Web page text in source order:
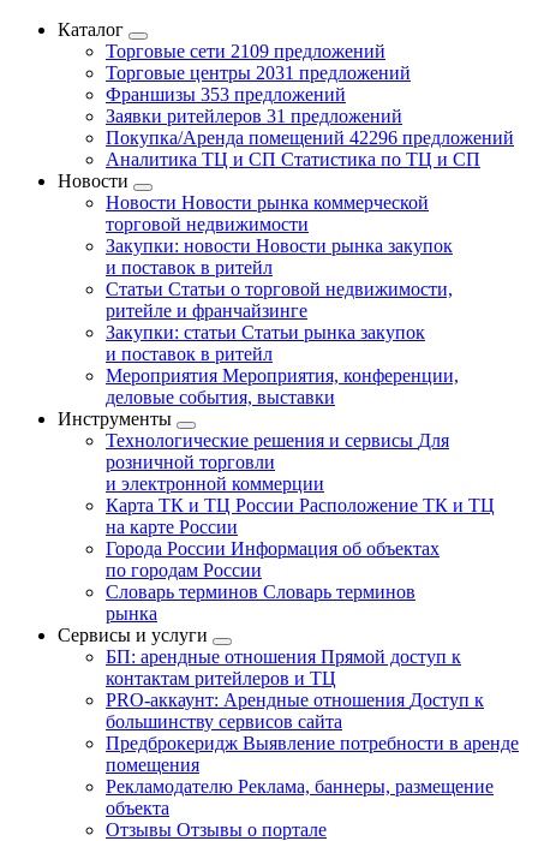
Каталог
Торговые сети 2109 предложений
Торговые центры 2031 предложений
Франшизы 353 предложений
Заявки ритейлеров 31 предложений
Покупка/Аренда помещений 42296 предложений
Аналитика ТЦ и СП Статистика по ТЦ и СП
Новости
Новости Новости рынка коммерческой
торговой недвижимости
Закупки: новости Новости рынка закупок
и поставок в ритейл
Статьи Статьи о торговой недвижимости,
ритейле и франчайзинге
Закупки: статьи Статьи рынка закупок
и поставок в ритейл
Мероприятия Мероприятия, конференции,
деловые события, выставки
Инструменты
Технологические решения и сервисы Для
розничной торговли
и электронной коммерции
Карта ТК и ТЦ России Расположение ТК и ТЦ
на карте России
Города России Информация об объектах
по городам России
Словарь терминов Словарь терминов
рынка
Сервисы и услуги
БП: арендные отношения Прямой доступ к
контактам ритейлеров и ТЦ
PRO-аккаунт: Арендные отношения Доступ к
большинству сервисов сайта
Предброкеридж Выявление потребности в аренде
помещения
Рекламодателю Реклама, баннеры, размещение
объекта
Отзывы Отзывы о портале